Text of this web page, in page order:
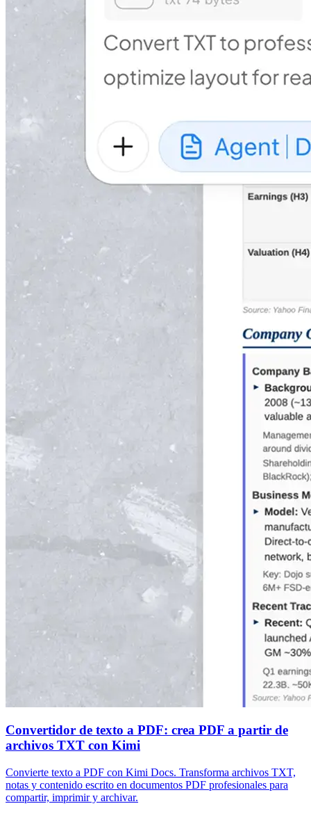
Convertidor de texto a PDF: crea PDF a partir de
archivos TXT con Kimi
Convierte texto a PDF con Kimi Docs. Transforma archivos TXT,
notas y contenido escrito en documentos PDF profesionales para
compartir, imprimir y archivar.